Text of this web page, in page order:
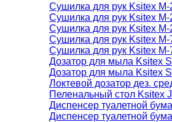
Сушилка для рук Ksitex M-
Сушилка для рук Ksitex
Сушилка для рук Ksitex
Сушилка для рук Ksitex
Сушилка для рук Ksitex
Дозатор для мыла Ksitex
Дозатор для мыла Ksitex
Локтевой дозатор дез.
Пеленальный стол Ksitex
Диспенсер туалетной
Диспенсер туалетной